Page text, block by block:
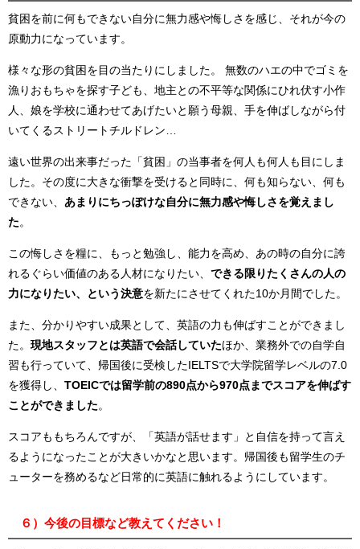
貧困を前に何もできない自分に無力感や悔しさを感じ、それが今の
原動力になっています。
様々な形の貧困を目の当たりにしました。
無数のハエの中でゴミを
漁りおもちゃを探す子ども、地主との不平等な関係にひれ伏す小作
人、娘を学校に通わせてあげたいと願う母親、手を伸ばしながら付
いてくるストリートチルドレン…
遠い世界の出来事だった「貧困」の当事者を何人も何人も目にしま
した。その度に大きな衝撃を受けると同時に、何も知らない、何も
できない、 あまりにちっぽけな自分に無力感や悔しさを覚えまし
た 。
この悔しさを糧に、もっと勉強し、能力を高め、あの時の自分に誇
れるぐらい価値のある人材になりたい、 できる限りたくさんの人の
力になりたい、という決意を新たにさせてくれた10か月間でした。
また、分かりやすい成果として、英語の力も伸ばすことができまし
た。 現地スタッフとは英語で会話していたほか、業務外での自学自
習も行っていて、帰国後に受検した IELTSで大学院留学レベルの7.0
を獲得し、 TOEICでは留学前の890点から970点までスコアを伸ばす
ことができました 。
スコアももちろんですが、「英語が話せます」と自信を持って言え
るようになったことが大きいかなと思います。帰国後も留学生のチ
ューターを務めるなど日常的に英語に触れるようにしています。
６）今後の目標など教えてください！